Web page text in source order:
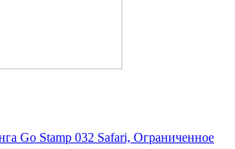
Go Stamp 032 Safari, Ограниченное